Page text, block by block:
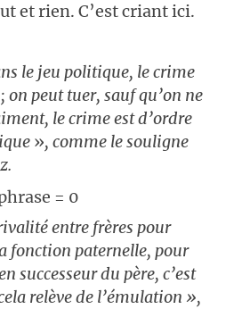
et rien. C’est criant ici.
le jeu politique, le crime
on peut tuer, sauf qu’on ne
le crime est d’ordre
», comme le souligne
= 0
entre frères pour
fonction paternelle, pour
successeur du père, c’est
relève de l’émulation »,